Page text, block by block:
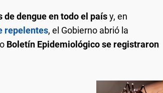
dengue en todo el paísy, en
repelentes, el Gobierno abrió la
Boletín Epidemiológico se registraron